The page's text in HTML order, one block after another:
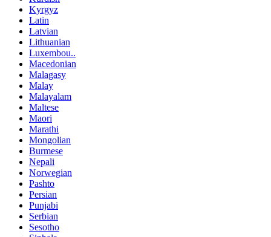
Kyrgyz
Latin
Latvian
Lithuanian
Luxembou..
Macedonian
Malagasy
Malay
Malayalam
Maltese
Maori
Marathi
Mongolian
Burmese
Nepali
Norwegian
Pashto
Persian
Punjabi
Serbian
Sesotho